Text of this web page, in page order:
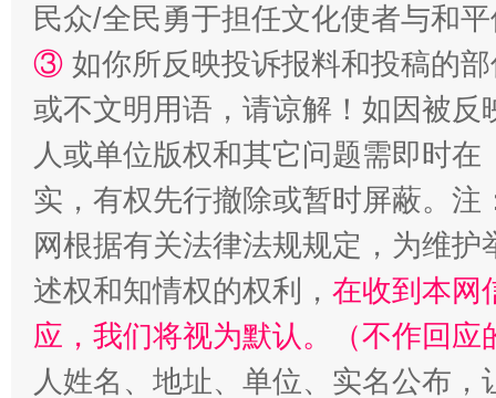
扯下公款旅游的“隐身衣” 如何以
民众/全民勇于担任文化使者与和
③ 如你所反映投诉报料和投稿的
或不文明用语，请谅解！如因被
人或单位版权和其它问题需即时在
实，有权先行撤除或暂时屏蔽。
网根据有关法律法规规定，为维
述权和知情权的权利， 在收到本网
应，我们将视为默认。（不作回应
人姓名、地址、单位、实名公布